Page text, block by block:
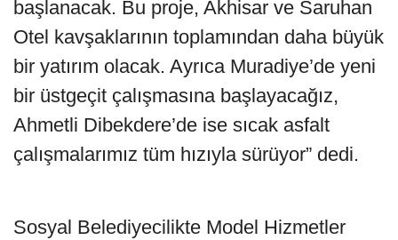
başlanacak. Bu proje, Akhisar ve Saruhan
Otel kavşaklarının toplamından daha büyük
bir yatırım olacak. Ayrıca Muradiye’de yeni
bir üstgeçit çalışmasına başlayacağız,
Ahmetli Dibekdere’de ise sıcak asfalt
çalışmalarımız tüm hızıyla sürüyor” dedi.
Sosyal Belediyecilikte Model Hizmetler